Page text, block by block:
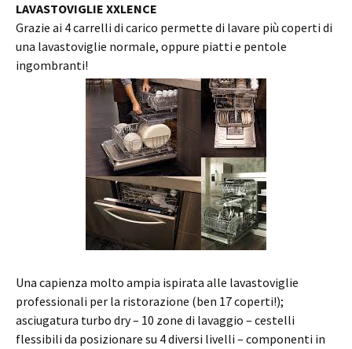
LAVASTOVIGLIE XXLENCE
Grazie ai 4 carrelli di carico permette di lavare più coperti di
una lavastoviglie normale, oppure piatti e pentole
ingombranti!
Una capienza molto ampia ispirata alle lavastoviglie
professionali per la ristorazione (ben 17 coperti!);
asciugatura turbo dry – 10 zone di lavaggio – cestelli
flessibili da posizionare su 4 diversi livelli – componenti in